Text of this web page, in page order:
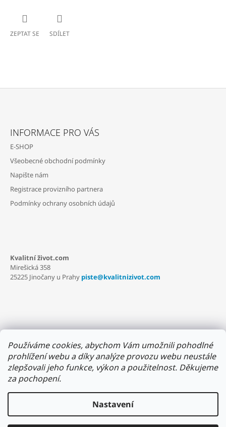
Používáme cookies, abychom Vám umožnili pohodlné
prohlížení webu a díky analýze provozu webu neustále
zlepšovali jeho funkce, výkon a použitelnost. Děkujeme
za pochopení.
Nastavení
ZEPTAT SE SDÍLET
INFORMACE PRO VÁS
E-SHOP
Všeobecné obchodní podmínky
Napište nám
Registrace provizního partnera
Podmínky ochrany osobních údajů
Kvalitní život.com
Mirešická 358
25225 Jinočany u Prahy piste@kvalitnizivot.com
Zdravé akční balíčky Kontakt